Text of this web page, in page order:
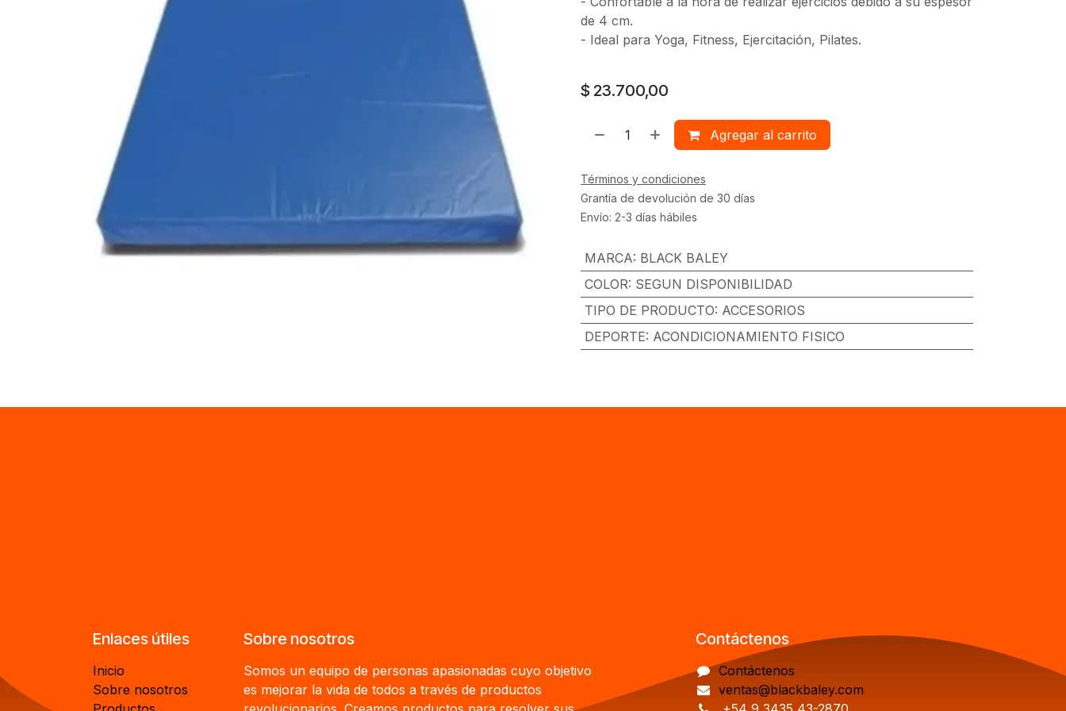
de 4 cm.
- Ideal para Yoga, Fitness, Ejercitación, Pilates.
$ 23.700,00
Agregar al carrito
Términos y condiciones
Grantía de devolución de 30 días
Envío: 2-3 días hábiles
MARCA: BLACK BALEY
COLOR: SEGUN DISPONIBILIDAD
TIPO DE PRODUCTO: ACCESORIOS
DEPORTE: ACONDICIONAMIENTO FISICO
Enlaces útiles
Inicio
Sobre nosotros
Sobre nosotros
Somos un equipo de personas apasionadas cuyo objetivo
es mejorar la vida de todos a través de productos
Contáctenos
Contáctenos
ventas@blackbaley.com